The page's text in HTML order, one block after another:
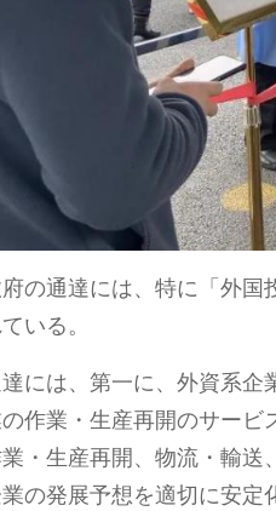
の通達には、特に「外
いる。
には、第一に、外資系
作業・生産再開のサー
・生産再開、物流・輸
の発展予想を適切に安定